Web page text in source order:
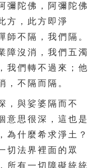
彌陀佛，阿彌陀佛
方，此方即淨
師不隔，我們隔。
障沒消，我們五濁
我們轉不過來；他
，不隔而隔。
與娑婆隔而不
意思很深，這也是
為什麼希求淨土？
切法界裡面的眾
所有一切障礙統統